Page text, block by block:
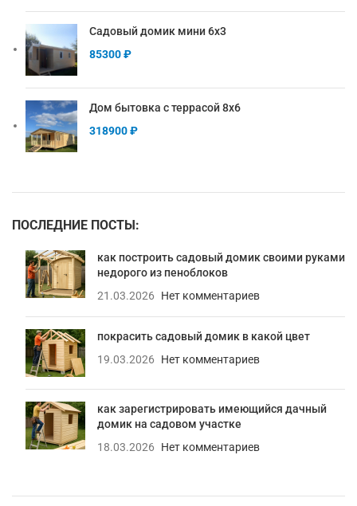
Садовый домик мини 6х3
85300₽
Дом бытовка с террасой 8х6
318900₽
ПОСЛЕДНИЕ ПОСТЫ:
как построить садовый домик своими руками
недорого из пеноблоков
21.03.2026
Нет комментариев
покрасить садовый домик в какой цвет
19.03.2026
Нет комментариев
как зарегистрировать имеющийся дачный
домик на садовом участке
18.03.2026
Нет комментариев